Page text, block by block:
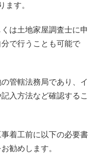
ます。
は土地家屋調査士に申
で行うことも可能で
管轄法務局であり、イ
入方法など確認するこ
着工前に以下の必要書
勧めします。